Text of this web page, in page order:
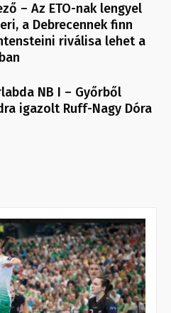
– Az ETO-nak lengyel
a Debrecennek finn
riválisa lehet a
NB I – Győrből
igazolt Ruff-Nagy Dóra